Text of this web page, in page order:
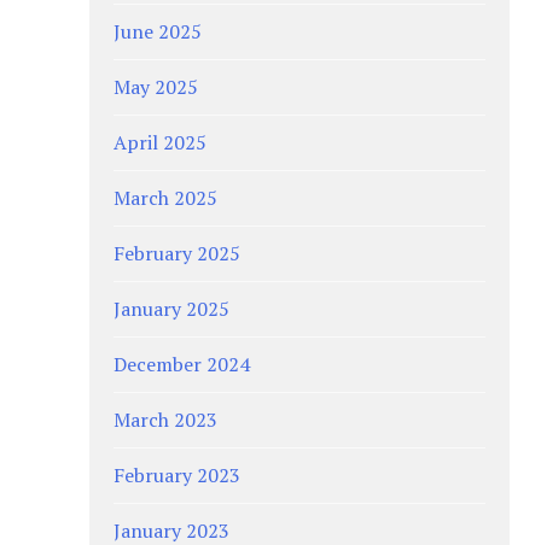
June 2025
May 2025
April 2025
March 2025
February 2025
January 2025
December 2024
March 2023
February 2023
January 2023